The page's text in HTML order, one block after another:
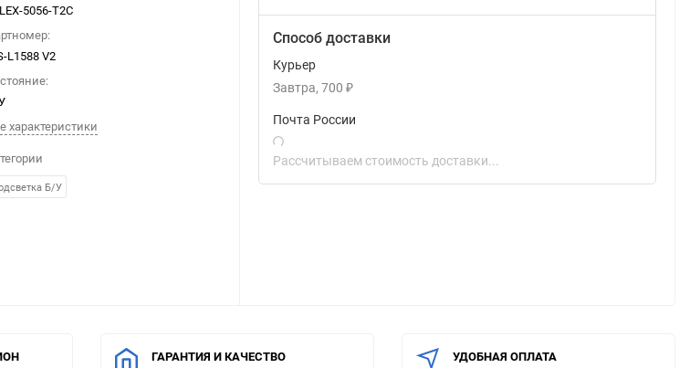
5056-T2C
L1588 V2
характеристики
Б/У
Способ доставки
Курьер
Завтра 700 ₽
Почта России
Рассчитываем стоимость доставки...
ГАРАНТИЯ И КАЧЕСТВО УДОБНАЯ ОПЛАТА